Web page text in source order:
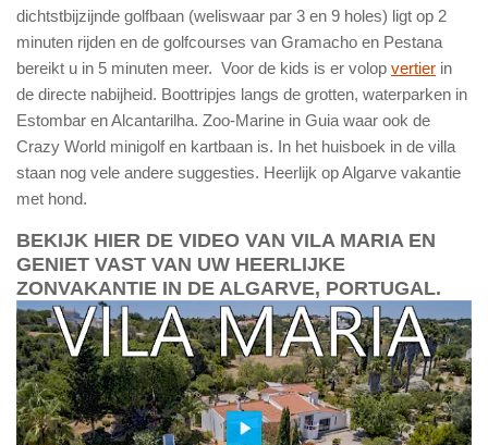
dichtstbijzijnde golfbaan (weliswaar par 3 en 9 holes) ligt op 2
minuten rijden en de golfcourses van Gramacho en Pestana
bereikt u in 5 minuten meer. Voor de kids is er volop vertier in
de directe nabijheid. Boottripjes langs de grotten, waterparken in
Estombar en Alcantarilha. Zoo-Marine in Guia waar ook de
Crazy World minigolf en kartbaan is. In het huisboek in de villa
staan nog vele andere suggesties. Heerlijk op Algarve vakantie
met hond.
BEKIJK HIER DE VIDEO VAN VILA MARIA EN
GENIET VAST VAN UW HEERLIJKE
ZONVAKANTIE IN DE ALGARVE, PORTUGAL.